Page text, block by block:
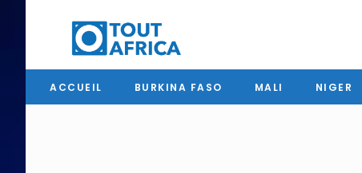
ACCUEIL BURKINA FASO MALI NIGER